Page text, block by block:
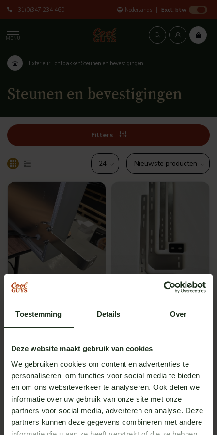
Toestemming Details Over
Deze website maakt gebruik van cookies
We gebruiken cookies om content en advertenties te
personaliseren, om functies voor social media te bieden
en om ons websiteverkeer te analyseren. Ook delen we
informatie over uw gebruik van onze site met onze
partners voor social media, adverteren en analyse. Deze
partners kunnen deze gegevens combineren met andere
+31(0)347 234 460 Nederlands Excl. btw
MENU
ExterieurLichtbakkenSteunen en bevestigingen
Steunen en bevestigingen
Filters
Turbo Truckparts
Michelinpop steun Classic
Op voorraad
€ 50,00Excl. btw
Lichtbaksteunen Scania NG
€ 119,00Excl. btw